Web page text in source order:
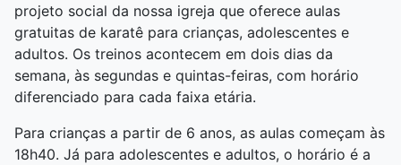
projeto social da nossa igreja que oferece aulas
gratuitas de karatê para crianças, adolescentes e
adultos. Os treinos acontecem em dois dias da
semana, às segundas e quintas-feiras, com horário
diferenciado para cada faixa etária.
Para crianças a partir de 6 anos, as aulas começam às
18h40. Já para adolescentes e adultos, o horário é a